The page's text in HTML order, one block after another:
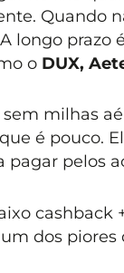
Quando
longo prazo
o DUX,
milhas
é pouco.
pagar pelos
cashback
dos piores